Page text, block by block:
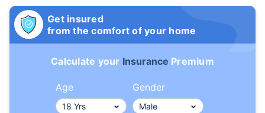
Get insured
from the comfort of your home
Calculate your Insurance Premium
Age Gender